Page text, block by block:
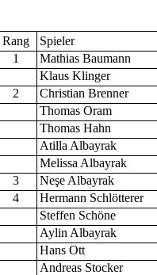
Rang
Spieler
1
Mathias Baumann
Klaus Klinger
2
Christian Brenner
Thomas Oram
Thomas Hahn
Atilla Albayrak
Melissa Albayrak
3
Neşe Albayrak
4
Hermann Schlötterer
Steffen Schöne
Aylin Albayrak
Hans Ott
Andreas Stocker